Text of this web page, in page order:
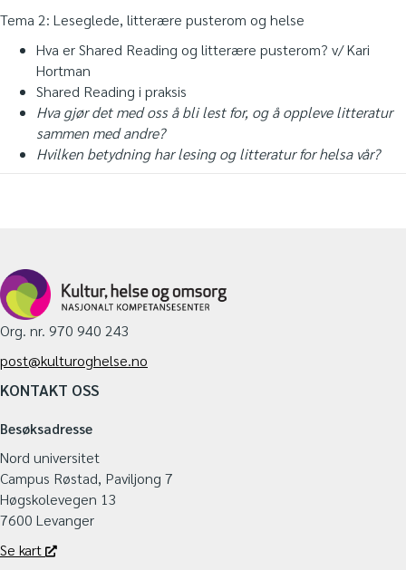
Tema 2: Leseglede, litterære pusterom og helse
Hva er Shared Reading og litterære pusterom? v/ Kari
Hortman
Shared Reading i praksis
Hva gjør det med oss å bli lest for, og å oppleve litteratur
sammen med andre?
Hvilken betydning har lesing og litteratur for helsa vår?
Org. nr. 970 940 243
post@kulturoghelse.no
KONTAKT OSS
Besøksadresse
Nord universitet
Campus Røstad, Paviljong 7
Høgskolevegen 13
7600 Levanger
Se kart